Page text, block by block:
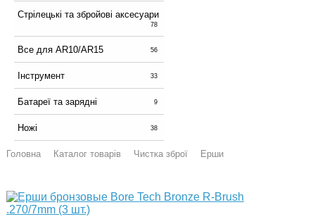
Стрілецькі та збройові аксесуари
78
Все для AR10/AR15 56
Інструмент 33
Батареї та зарядні 9
Ножі 38
Головна Каталог товарів Чистка зброї Ерши